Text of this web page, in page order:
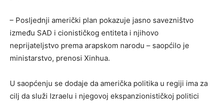
– Posljednji američki plan pokazuje jasno savezništvo
između SAD i cionističkog entiteta i njihovo
neprijateljstvo prema arapskom narodu – saopćilo je
ministarstvo, prenosi Xinhua.
U saopćenju se dodaje da američka politika u regiji ima za
cilj da služi Izraelu i njegovoj ekspanzionističkoj politici